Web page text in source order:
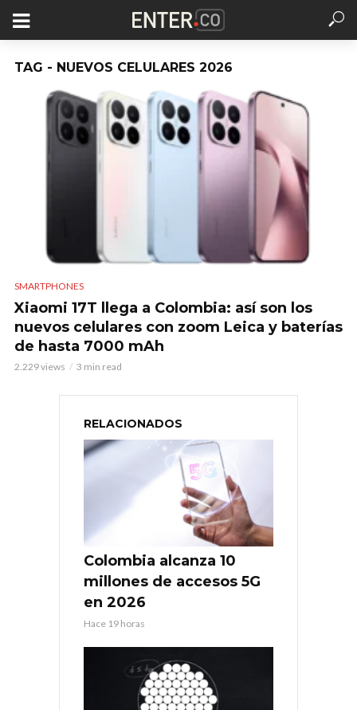
TAG - NUEVOS CELULARES 2026
SMARTPHONES
Xiaomi 17T llega a Colombia: así son los
nuevos celulares con zoom Leica y baterías
de hasta 7000 mAh
2.229 views 3 min read
RELACIONADOS
Colombia alcanza 10
millones de accesos 5G
en 2026
Hace 19 horas